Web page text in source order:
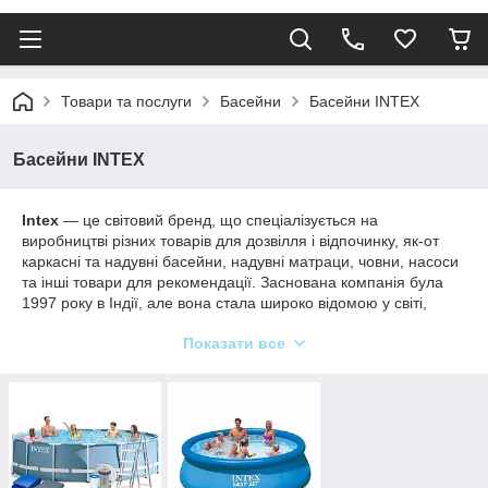
Товари та послуги Басейни Басейни INTEX
Басейни INTEX
Intex — це світовий бренд, що спеціалізується на
виробництві різних товарів для дозвілля і відпочинку, як-от
каркасні та надувні басейни, надувні матраци, човни, насоси
та інші товари для рекомендації. Заснована компанія була
1997 року в Індії, але вона стала широко відомою у світі,
міцний матеріал для створення басейну. Надувні басейни
Інтенекс виготовляються з міцного вінілу, що робить їх
легкими в установленні та зберіганні.
Показати все